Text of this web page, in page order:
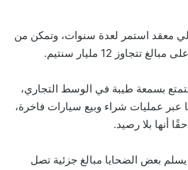
معقد استمر لعدة سنوات، وتمكن من
12 مليار سنتيم.
بسمعة طيبة في الوسط التجاري،
عبر عمليات شراء وبيع سيارات فاخرة،
أنها بلا رصيد.
بعض الضحايا مبالغ جزئية تصل